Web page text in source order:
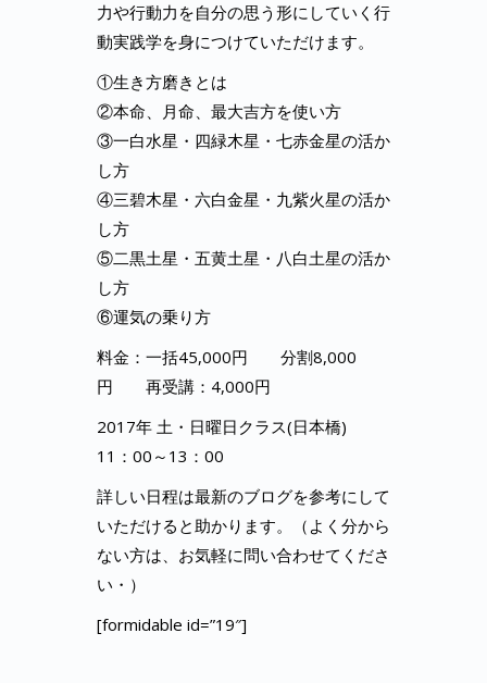
力や行動力を自分の思う形にしていく行
動実践学を身につけていただけます。
①生き方磨きとは
②本命、月命、最大吉方を使い方
③一白水星・四緑木星・七赤金星の活か
し方
④三碧木星・六白金星・九紫火星の活か
し方
⑤二黒土星・五黄土星・八白土星の活か
し方
⑥運気の乗り方
料金：一括45,000円 分割8,000
円 再受講：4,000円
2017年 土・日曜日クラス(日本橋)
11：00～13：00
詳しい日程は最新のブログを参考にして
いただけると助かります。（よく分から
ない方は、お気軽に問い合わせてくださ
い・）
[formidable id=”19″]